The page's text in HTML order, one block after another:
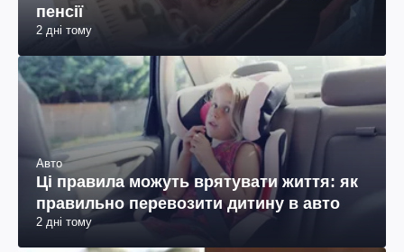
пенсії
2 дні тому
Авто
Ці правила можуть врятувати життя: як
правильно перевозити дитину в авто
2 дні тому